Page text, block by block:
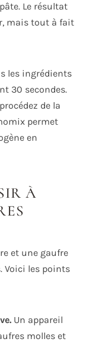
Le résultat
mais tout à fait
les ingrédients
30 secondes.
de la
permet
en
À
et une gaufre
Voici les points
Un appareil
molles et